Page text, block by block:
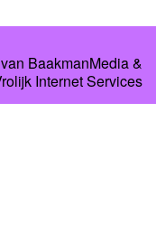
BaakmanMedia&
Internet Services